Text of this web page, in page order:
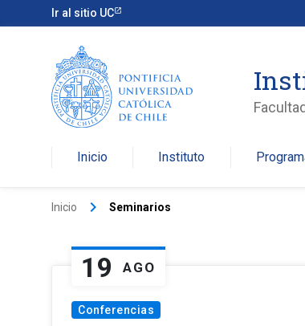
Ir al sitio UC
Inicio Instituto
Inicio keyboard_arrow_right Seminarios
19 AGO
Conferencias